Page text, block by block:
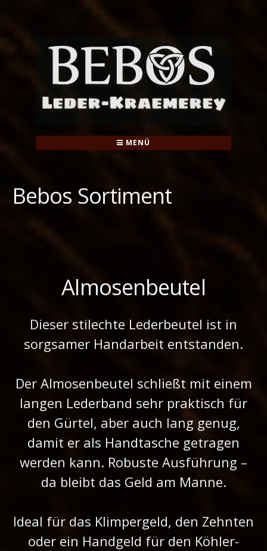
Inhalt
MENÜ
Bebos Sortiment
Almosenbeutel
Dieser stilechte Lederbeutel ist in
sorgsamer Handarbeit entstanden.
Der Almosenbeutel schließt mit einem
langen Lederband sehr praktisch für
den Gürtel, aber auch lang genug,
damit er als Handtasche getragen
werden kann. Robuste Ausführung –
da bleibt das Geld am Manne.
Ideal für das Klimpergeld, den Zehnten
oder ein Handgeld für den Köhler-